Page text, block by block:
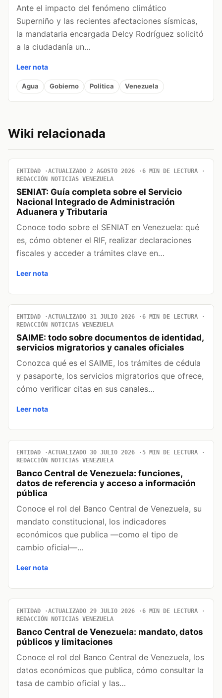
Ante el impacto del fenómeno climático
Superniño y las recientes afectaciones sísmicas,
la mandataria encargada Delcy Rodríguez solicitó
a la ciudadanía un…
Leer nota
Agua Gobierno Politica Venezuela
Wiki relacionada
ENTIDAD ACTUALIZADO 2 AGOSTO 2026
6 MIN DE LECTURA
REDACCIÓN NOTICIAS VENEZUELA
SENIAT: Guía completa sobre el Servicio
Nacional Integrado de Administración
Aduanera y Tributaria
Conoce todo sobre el SENIAT en Venezuela: qué
es, cómo obtener el RIF, realizar declaraciones
fiscales y acceder a trámites clave en…
Leer nota
ENTIDAD ACTUALIZADO 31 JULIO 2026
6 MIN DE LECTURA
REDACCIÓN NOTICIAS VENEZUELA
SAIME: todo sobre documentos de identidad,
servicios migratorios y canales oficiales
Conozca qué es el SAIME, los trámites de cédula
y pasaporte, los servicios migratorios que ofrece,
cómo verificar citas en sus canales…
Leer nota
ENTIDAD ACTUALIZADO 30 JULIO 2026
5 MIN DE LECTURA
REDACCIÓN NOTICIAS VENEZUELA
Banco Central de Venezuela: funciones,
datos de referencia y acceso a información
pública
Conoce el rol del Banco Central de Venezuela, su
mandato constitucional, los indicadores
económicos que publica —como el tipo de
cambio oficial—…
Leer nota
ENTIDAD ACTUALIZADO 29 JULIO 2026
6 MIN DE LECTURA
REDACCIÓN NOTICIAS VENEZUELA
Banco Central de Venezuela: mandato, datos
públicos y limitaciones
Conoce el rol del Banco Central de Venezuela, los
datos económicos que publica, cómo consultar la
tasa de cambio oficial y las…